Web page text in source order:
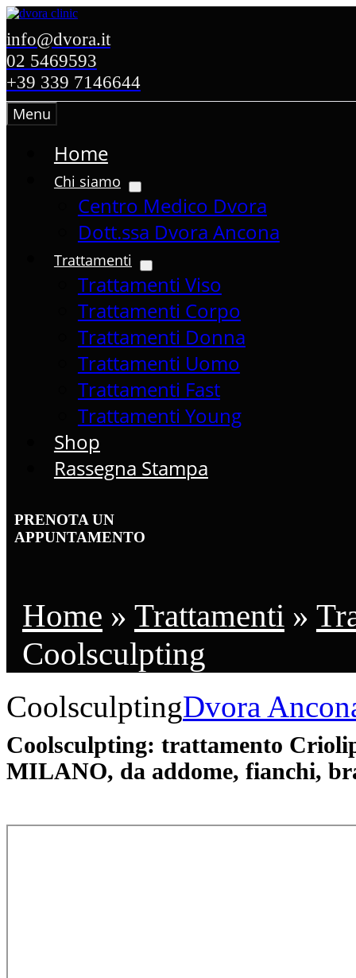
Salta
contenuto
info@dvora.it
02 5469593
+39 339 7146644
Menu
Home
Chi siamo
Centro Medico Dvora
Dott.ssa Dvora Ancona
Trattamenti
Trattamenti Viso
Trattamenti Corpo
Trattamenti Donna
Trattamenti Uomo
Trattamenti Fast
Trattamenti Young
Shop
Rassegna Stampa
PRENOTA UN
APPUNTAMENTO
Home » Trattamenti»
Coolsculpting
CoolsculptingDvora
Coolsculpting: trattamento
MILANO, da addome, fianchi,